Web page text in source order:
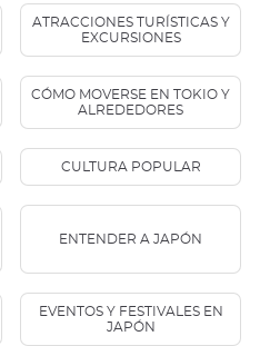
ATRACCIONES TURÍSTICAS Y
EXCURSIONES
CÓMO MOVERSE EN TOKIO Y
ALREDEDORES
CULTURA POPULAR
ENTENDER A JAPÓN
EVENTOS Y FESTIVALES EN
JAPÓN